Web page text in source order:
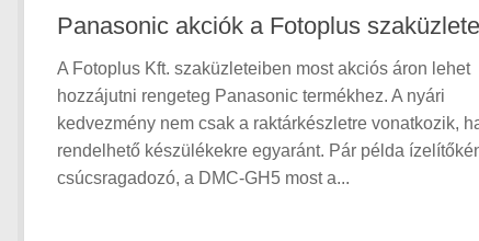
Panasonic akciók a Fotoplus
A Fotoplus Kft. szaküzleteiben most akciós áron lehet
hozzájutni rengeteg Panasonic termékhez. A nyári
kedvezmény nem csak a raktárkészletre vonatkozik,
rendelhető készülékekre egyaránt. Pár példa
csúcsragadozó, a DMC-GH5 most a...